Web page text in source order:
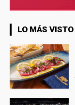
LO MÁS VISTO